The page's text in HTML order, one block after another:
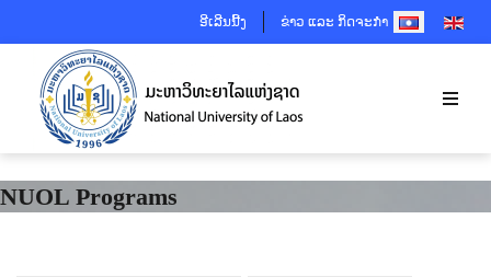
ອີເລີນນີ້ງ ຂ່າວ ແລະ ກິດຈະກຳSELECT YOUR
NUOL Programs